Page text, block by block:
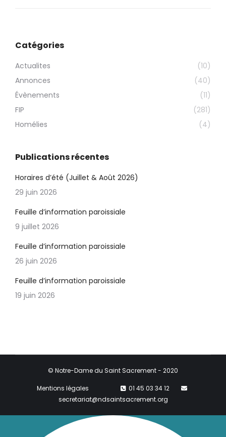
Catégories
Actualites
(10)
Annonces
(40)
Évènements
(11)
FIP
(281)
Homélies
(4)
Publications récentes
Horaires d’été (Juillet & Août 2026)
29 juin 2026
Feuille d’information paroissiale
9 juillet 2026
Feuille d’information paroissiale
26 juin 2026
Feuille d’information paroissiale
19 juin 2026
© Notre-Dame du Saint Sacrement - 2020
Mentions légales
01 45 03 34 12
secretariat@ndsaintsacrement.org